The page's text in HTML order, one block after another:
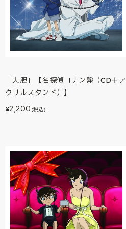
「大胆」【名探偵コナン盤（CD＋ア
クリルスタンド）】
¥2,200 (税込)